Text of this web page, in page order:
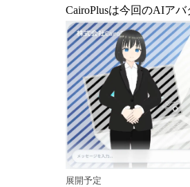
CairoPlusは今回のAIア
展開予定